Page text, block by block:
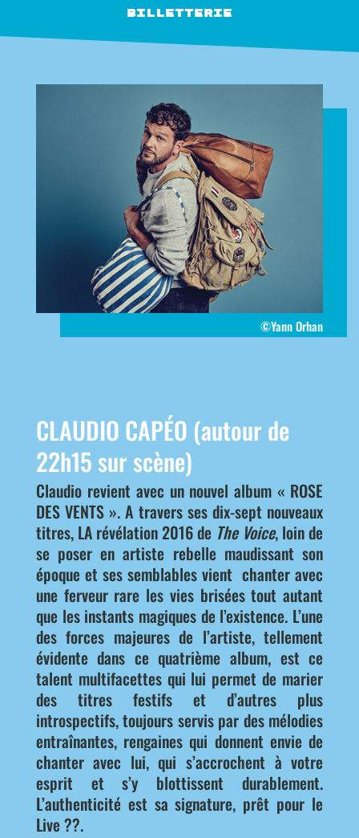
Billetterie
©Yann Orhan
CLAUDIO CAPÉO (autour de
22h15 sur scène)
Claudio revient avec un nouvel album « ROSE
DES VENTS ». A travers ses dix-sept nouveaux
titres, LA révélation 2016 de The Voice, loin de
se poser en artiste rebelle maudissant son
époque et ses semblables vient chanter avec
une ferveur rare les vies brisées tout autant
que les instants magiques de l’existence. L’une
des forces majeures de l’artiste, tellement
évidente dans ce quatrième album, est ce
talent multifacettes qui lui permet de marier
des titres festifs et d’autres plus
introspectifs, toujours servis par des mélodies
entraînantes, rengaines qui donnent envie de
chanter avec lui, qui s’accrochent à votre
esprit et s’y blottissent durablement.
L’authenticité est sa signature, prêt pour le
Live ??.